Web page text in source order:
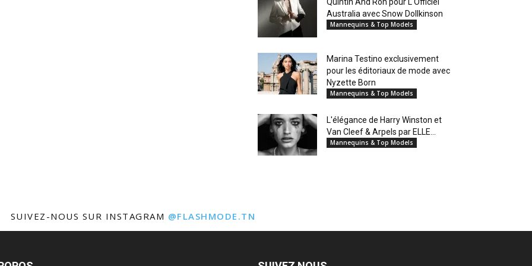
Australia avec Snow Dollkinson
Mannequins & Top Models
Marina Testino exclusivement
pour les éditoriaux de mode avec
Nyzette Born
Mannequins & Top Models
L'élégance de Harry Winston et
Van Cleef & Arpels par ELLE...
Mannequins & Top Models
SUIVEZ-NOUS SUR INSTAGRAM @FLASHMODE.TN